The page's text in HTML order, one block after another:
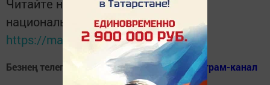
Читайте новости Татарстана в
национальном мессенджере MАХ:
https://max.ru/tatmedia
Безнең телеграм каналга кушылыгыз!
Телеграм-канал